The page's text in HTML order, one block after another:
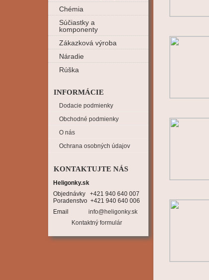
Chémia
Súčiastky a
komponenty
Zákazková výroba
Náradie
Rúška
INFORMÁCIE
Dodacie podmienky
Obchodné podmienky
O nás
Ochrana osobných údajov
KONTAKTUJTE NÁS
Heligonky.sk
Objednávky   +421 940 640 007
Poradenstvo  +421 940 640 006
Email
info@heligonky.sk
Kontaktný formulár